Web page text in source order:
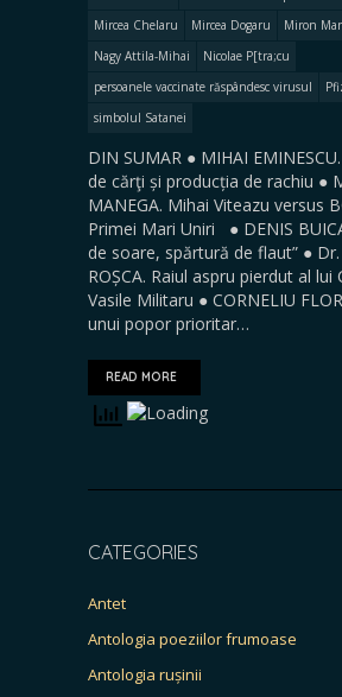
Mircea Chelaru
Mircea Dogaru
Miron
Nagy Attila-Mihai
Nicolae P[tra;cu
persoanele vaccinate răspândesc virusul
simbolul Satanei
DIN SUMAR ● MIHAI
de cărţi și producția de rachiu ●
MANEGA. Mihai Viteazu versus
Primei Mari Uniri ● DENIS
de soare, spărtură de flaut” ●
ROȘCA. Raiul aspru pierdut al lui
Vasile Militaru ● CORNELIU
unui popor prioritar…
READ MORE
CATEGORIES
Antet
Antologia poeziilor frumoase
Antologia rușinii